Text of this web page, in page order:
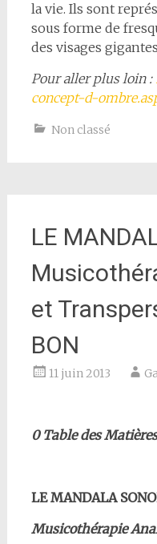
la vie. Ils sont
sous forme de
des visages
Pour aller plus loin :
concept-d-
Non classé
LE
et
BON
11 juin 2013
0 Table des
LE MANDALA
Musicothérapie